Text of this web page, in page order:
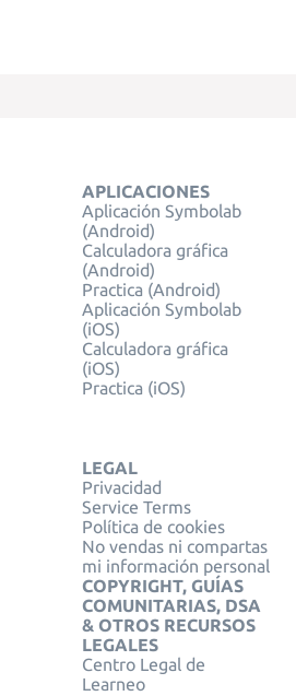
APLICACIONES
Aplicación Symbolab
(Android)
Calculadora gráfica
(Android)
Practica (Android)
Aplicación Symbolab
(iOS)
Calculadora gráfica
(iOS)
Practica (iOS)
LEGAL
Privacidad
Service Terms
Política de cookies
No vendas ni compartas
mi información personal
COPYRIGHT, GUÍAS
COMUNITARIAS, DSA
& OTROS RECURSOS
LEGALES
Centro Legal de
Learneo